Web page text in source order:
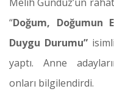
Melih Gündüz’ün
“Doğum, Doğumun
Duygu Durumu”
yaptı. Anne
onları bilgilendirdi.